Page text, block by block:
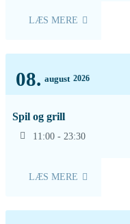
LÆS MERE
08. august 2026
Spil og grill
11:00 - 23:30
LÆS MERE